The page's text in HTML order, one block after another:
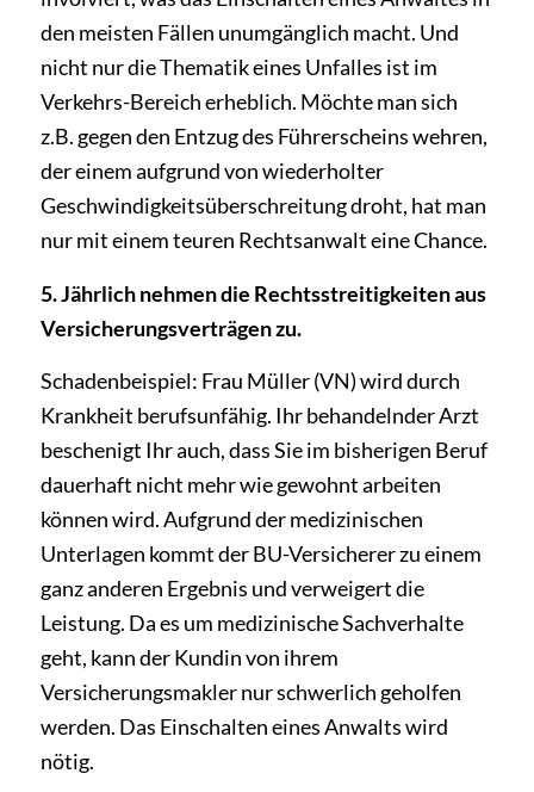
den meisten Fällen unumgänglich macht. Und
nicht nur die Thematik eines Unfalles ist im
Verkehrs-­Bereich erheblich. Möchte man sich
z.B. gegen den Entzug des Führerscheins wehren,
der einem aufgrund von wiederholter
Geschwindigkeits­überschreitung droht, hat man
nur mit einem teuren Rechtsanwalt eine Chance.
5. Jährlich nehmen die Rechtsstreitigkeiten aus
Versicherungsverträgen zu.
Schadenbeispiel: Frau Müller (VN) wird durch
Krankheit berufsunfähig. Ihr behandelnder Arzt
beschenigt Ihr auch, dass Sie im bisherigen Beruf
dauerhaft nicht mehr wie gewohnt arbeiten
können wird. Aufgrund der medizinischen
Unterlagen kommt der BU-­Versicherer zu einem
ganz anderen Ergebnis und verweigert die
Leistung. Da es um medizinische Sachverhalte
geht, kann der Kundin von ihrem
Versicherungsmakler nur schwerlich geholfen
werden. Das Einschalten eines Anwalts wird
nötig.